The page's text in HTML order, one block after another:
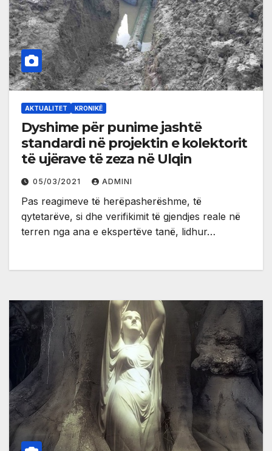
AKTUALITET KRONIKË
Dyshime për punime jashtë
standardi në projektin e kolektorit
të ujërave të zeza në Ulqin
05/03/2021 ADMINI
Pas reagimeve të herëpasherëshme, të
qytetarëve, si dhe verifikimit të gjendjes reale në
terren nga ana e ekspertëve tanë, lidhur…